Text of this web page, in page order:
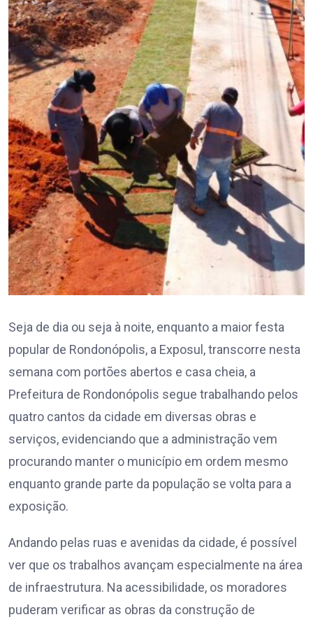
Seja de dia ou seja à noite, enquanto a maior festa
popular de Rondonópolis, a Exposul, transcorre nesta
semana com portões abertos e casa cheia, a
Prefeitura de Rondonópolis segue trabalhando pelos
quatro cantos da cidade em diversas obras e
serviços, evidenciando que a administração vem
procurando manter o município em ordem mesmo
enquanto grande parte da população se volta para a
exposição.
Andando pelas ruas e avenidas da cidade, é possível
ver que os trabalhos avançam especialmente na área
de infraestrutura. Na acessibilidade, os moradores
puderam verificar as obras da construção de